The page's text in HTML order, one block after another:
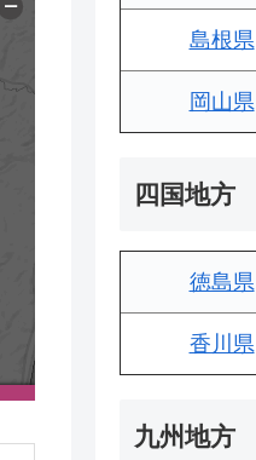
島根県
岡山県
四国地方
徳島県
香川県
九州地方